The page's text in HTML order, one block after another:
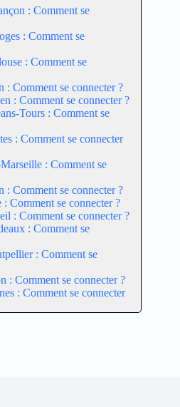
: Comment se
: Comment se
: Comment se
: Comment se connecter ?
: Comment se connecter ?
Tours : Comment se
: Comment se connecter
: Comment se
: Comment se connecter ?
Comment se connecter ?
: Comment se connecter ?
: Comment se
: Comment se
: Comment se connecter ?
: Comment se connecter